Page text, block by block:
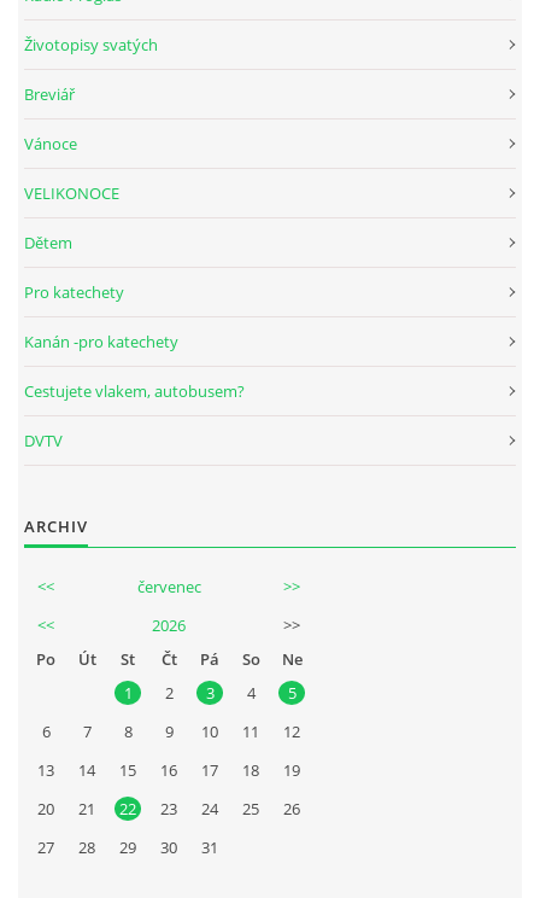
Životopisy svatých
Breviář
Vánoce
VELIKONOCE
Dětem
Pro katechety
Kanán -pro katechety
Cestujete vlakem, autobusem?
DVTV
ARCHIV
<< červenec
>>
<<
2026
>>
Po
Út St Čt Pá So
Ne
1
2 3 4
5
6
7 8 9 10 11
12
13
14 15 16 17 18
19
20
21 22 23 24 25
26
27
28 29 30 31